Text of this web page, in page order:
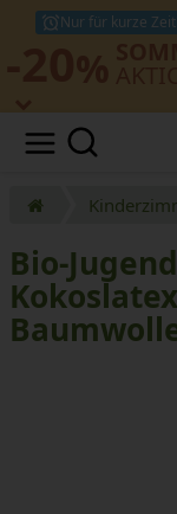
Nur für kurze Zeit!
Bio-